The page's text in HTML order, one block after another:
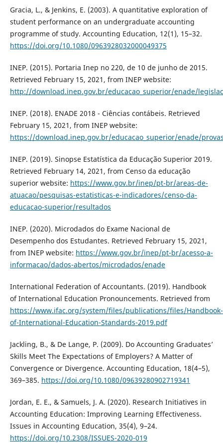
Gracia, L., & Jenkins, E. (2003). A quantitative exploration of
student performance on an undergraduate accounting
programme of study. Accounting Education, 12(1), 15–32.
https://doi.org/10.1080/0963928032000049375
INEP. (2015). Portaria Inep no 220, de 10 de junho de 2015.
Retrieved February 15, 2021, from INEP website:
http://download.inep.gov.br/educacao_superior/enade/
INEP. (2018). ENADE 2018 - Ciências contábeis. Retrieved
February 15, 2021, from INEP website:
https://download.inep.gov.br/educacao_superior/enade/
INEP. (2019). Sinopse Estatística da Educação Superior 2019.
Retrieved February 14, 2021, from Censo da educação
superior website: https://www.gov.br/inep/pt-br/areas-de-
atuacao/pesquisas-estatisticas-e-indicadores/censo-da-
educacao-superior/resultados
INEP. (2020). Microdados do Exame Nacional de
Desempenho dos Estudantes. Retrieved February 15, 2021,
from INEP website: https://www.gov.br/inep/pt-br/acesso-a-
informacao/dados-abertos/microdados/enade
International Federation of Accountants. (2019). Handbook
of International Education Pronouncements. Retrieved from
https://www.ifac.org/system/files/publications/files/Handbook-
of-International-Education-Standards-2019.pdf
Jackling, B., & De Lange, P. (2009). Do Accounting Graduates’
Skills Meet The Expectations of Employers? A Matter of
Convergence or Divergence. Accounting Education, 18(4–5),
369–385. https://doi.org/10.1080/09639280902719341
Jordan, E. E., & Samuels, J. A. (2020). Research Initiatives in
Accounting Education: Improving Learning Effectiveness.
Issues in Accounting Education, 35(4), 9–24.
https://doi.org/10.2308/ISSUES-2020-019